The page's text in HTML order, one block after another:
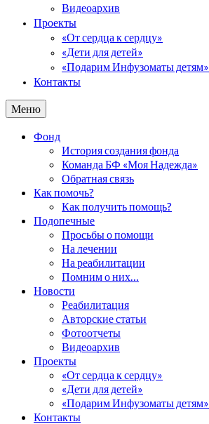
Видеоархив
Проекты
«От сердца к сердцу»
«Дети для детей»
«Подарим Инфузоматы детям»
Контакты
Меню
Фонд
История создания фонда
Команда БФ «Моя Надежда»
Обратная связь
Как помочь?
Как получить помощь?
Подопечные
Просьбы о помощи
На лечении
На реабилитации
Помним о них…
Новости
Реабилитация
Авторские статьи
Фотоотчеты
Видеоархив
Проекты
«От сердца к сердцу»
«Дети для детей»
«Подарим Инфузоматы детям»
Контакты